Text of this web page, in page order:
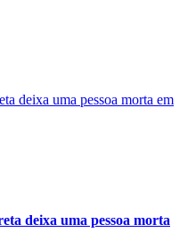
deixa uma pessoa morta